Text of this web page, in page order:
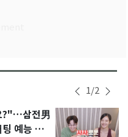
1/2
?"…삼전男
예능 화